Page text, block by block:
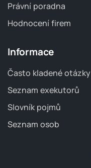
Právní poradna
Hodnocení firem
Informace
Často kladené otázky
Seznam exekutorů
Slovník pojmů
Seznam osob